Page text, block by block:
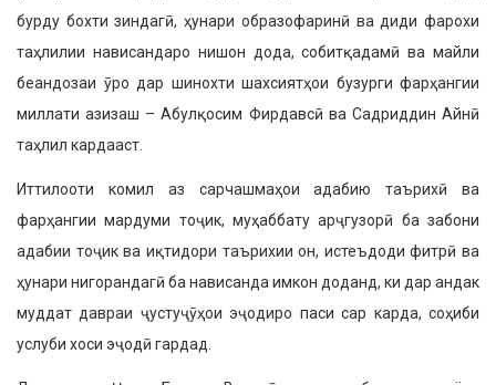
бурду бохти зиндагӣ, ҳунари образофаринӣ ва диди фарохи
таҳлилии нависан­даро нишон дода, собитқадамӣ ва майли
беандозаи ӯро дар шинохти шахсиятҳои бузурги фарҳангии
мил­лати азизаш – Абулқосим Фирдавсӣ ва Садриддин Айнӣ
таҳлил кардааст.
Иттилооти комил аз сарчашмаҳои адабию таърихӣ ва
фарҳангии мар­думи тоҷик, муҳаббату арҷгузорӣ ба забони
адабии тоҷик ва иқтидори таърихии он, истеъдоди фитрӣ ва
ҳунари нигорандагӣ ба нависанда имкон доданд, ки дар андак
муд­дат давраи ҷу­стуҷӯҳои эҷодиро паси сар карда, соҳиби
услуби хоси эҷодӣ гар­дад.